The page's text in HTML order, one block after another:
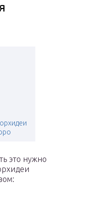
это нужно